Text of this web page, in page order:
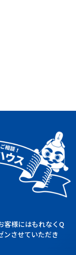
客様にはもれなくQ
させていただき